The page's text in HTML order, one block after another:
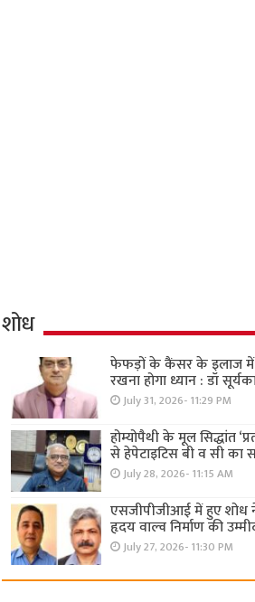
शोध
फेफड़ों के कैंसर के इलाज में
रखना होगा ध्यान : डॉ
July 31, 2026- 11:29 PM
होम्योपैथी के मूल सिद्धांत
से हेपेटाइटिस बी व सी
July 28, 2026- 11:15 AM
एसजीपीजीआई में हुए शोध
हृदय वाल्व निर्माण की
July 27, 2026- 11:30 PM